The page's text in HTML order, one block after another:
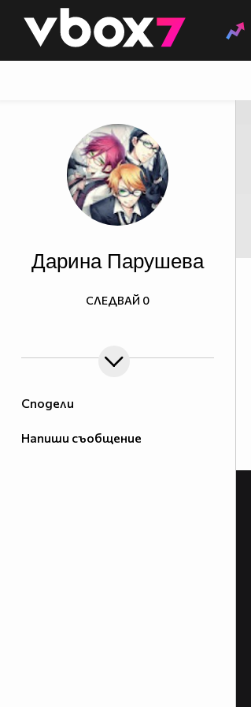
👾
Сподели
Напиши съобщение
Дарина Парушева
СЛЕДВАЙ 0